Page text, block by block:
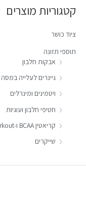
ש
ב
ו
קטגוריות מוצרים
ציוד כושר
תוספי תזונה
אבקות חלבון
גיינרים לעלייה במסה
ויטמינים ומינרלים
חטיפי חלבון ועוגיות
קריאטין BCAA ו-Pre Workout
שייקרים